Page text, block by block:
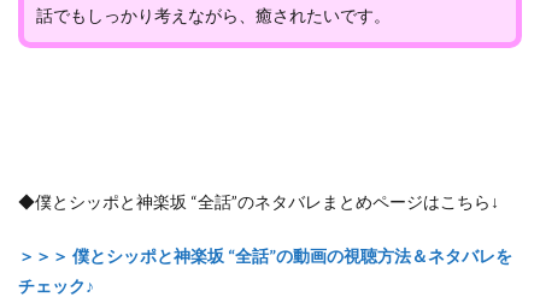
話でもしっかり考えながら、癒されたいです。
◆僕とシッポと神楽坂 “全話”のネタバレまとめページはこちら↓
＞＞＞ 僕とシッポと神楽坂 “全話”の動画の視聴方法＆ネタバレを
チェック♪